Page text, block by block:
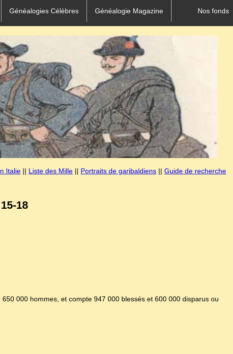
Généalogies Célèbres Généalogie Magazine Nos fonds
Italie || Liste des Mille || Portraits de garibaldiens || Guide de recherche
18
000 hommes, et compte 947 000 blessés et 600 000 disparus ou